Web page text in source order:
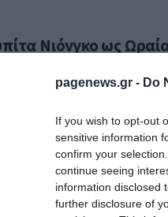
pagenews.gr - Do
If you wish to opt-out
sensitive information
confirm your
continue seeing
information disclosed
further disclosure of
Νιόνγκο ως
με τον Ίλον